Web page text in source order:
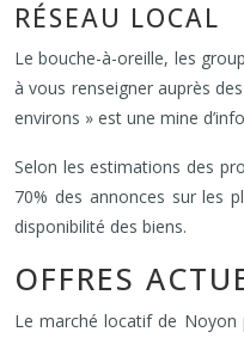
RÉSEAU LOCAL
Le bouche-à-oreille, les
à vous renseigner auprès
environs » est une mine
Selon les estimations des
70% des annonces sur les
disponibilité des biens.
OFFRES
Le marché locatif de Noyon